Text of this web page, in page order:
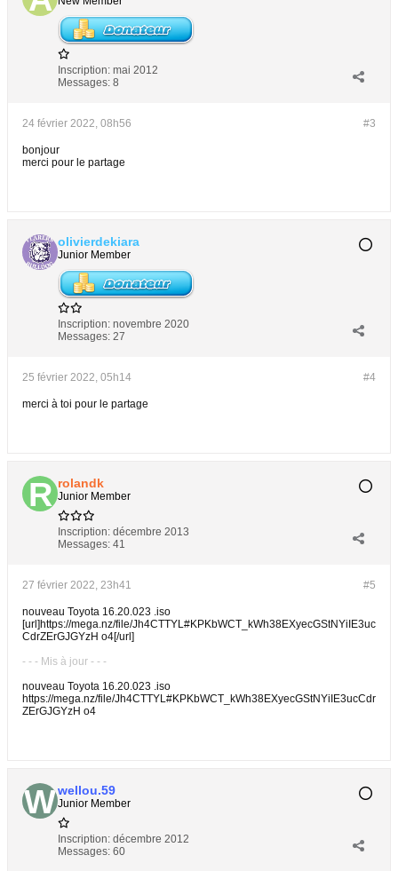
Inscription: mai 2012
Messages: 8
#3
24 février 2022, 08h56
bonjour
merci pour le partage
olivierdekiara
Junior Member
Inscription: novembre 2020
Messages: 27
#4
25 février 2022, 05h14
merci à toi pour le partage
rolandk
Junior Member
Inscription: décembre 2013
Messages: 41
#5
27 février 2022, 23h41
nouveau Toyota 16.20.023 .iso
[url]https://mega.nz/file/Jh4CTTYL#KPKbWCT_kWh38EXyecGStNYiIE3uc
CdrZErGJGYzH o4[/url]
- - - Mis à jour - - -
nouveau Toyota 16.20.023 .iso
https://mega.nz/file/Jh4CTTYL#KPKbWCT_kWh38EXyecGStNYiIE3ucCdr
ZErGJGYzH o4
wellou.59
Junior Member
Inscription: décembre 2012
Messages: 60